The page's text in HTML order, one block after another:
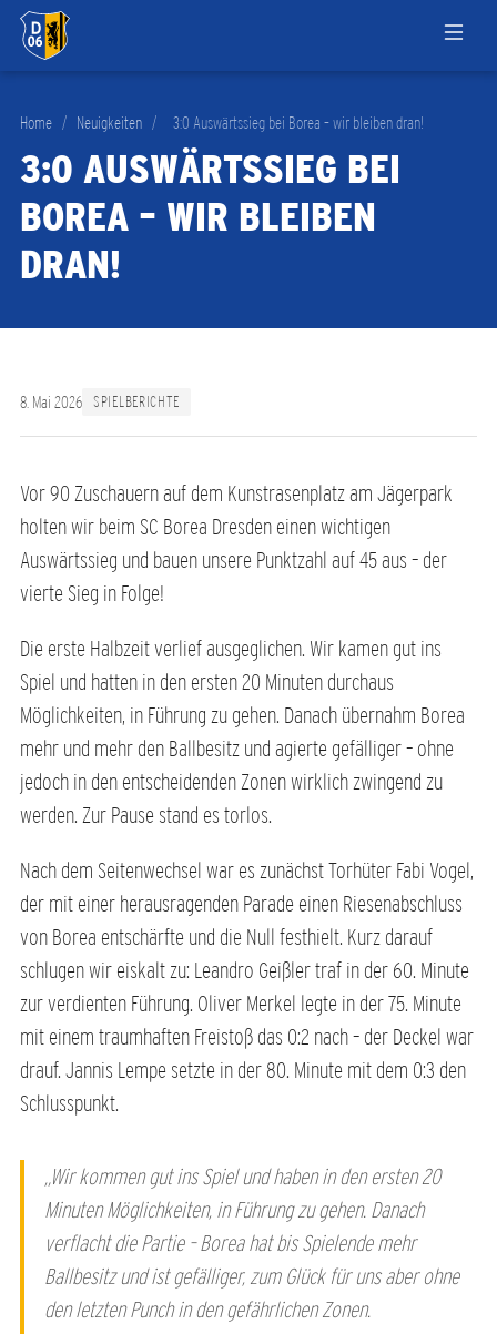
Home / Neuigkeiten / 3:0 Auswärtssieg bei Borea – wir bleiben dran!
3:0 AUSWÄRTSSIEG BEI
BOREA – WIR BLEIBEN
DRAN!
8. Mai 2026 SPIELBERICHTE
Vor 90 Zuschauern auf dem Kunstrasenplatz am Jägerpark
holten wir beim SC Borea Dresden einen wichtigen
Auswärtssieg und bauen unsere Punktzahl auf 45 aus – der
vierte Sieg in Folge!
Die erste Halbzeit verlief ausgeglichen. Wir kamen gut ins
Spiel und hatten in den ersten 20 Minuten durchaus
Möglichkeiten, in Führung zu gehen. Danach übernahm Borea
mehr und mehr den Ballbesitz und agierte gefälliger – ohne
jedoch in den entscheidenden Zonen wirklich zwingend zu
werden. Zur Pause stand es torlos.
Nach dem Seitenwechsel war es zunächst Torhüter Fabi Vogel,
der mit einer herausragenden Parade einen Riesenabschluss
von Borea entschärfte und die Null festhielt. Kurz darauf
schlugen wir eiskalt zu: Leandro Geißler traf in der 60. Minute
zur verdienten Führung. Oliver Merkel legte in der 75. Minute
mit einem traumhaften Freistoß das 0:2 nach – der Deckel war
drauf. Jannis Lempe setzte in der 80. Minute mit dem 0:3 den
Schlusspunkt.
„Wir kommen gut ins Spiel und haben in den ersten 20
Minuten Möglichkeiten, in Führung zu gehen. Danach
verflacht die Partie – Borea hat bis Spielende mehr
Ballbesitz und ist gefälliger, zum Glück für uns aber ohne
den letzten Punch in den gefährlichen Zonen.